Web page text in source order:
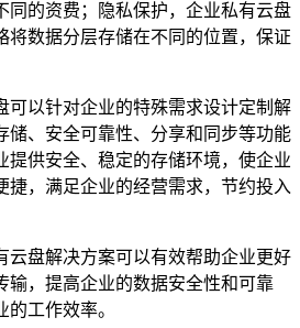
同的资费；隐私保护，企业私有云盘
将数据分层存储在不同的位置，保证
以针对企业的特殊需求设计定制解
储、安全可靠性、分享和同步等功能
提供安全、稳定的存储环境，使企业
捷，满足企业的经营需求，节约投入
盘解决方案可以有效帮助企业更好
输，提高企业的数据安全性和可靠
工作效率。